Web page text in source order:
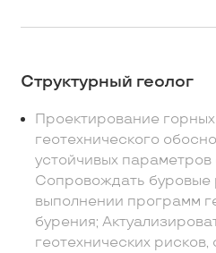
Структурный геолог
Проектирование
геотехнического
устойчивых параметров
Сопровождать буровые
выполнении программ
бурения;
геотехнических рисков,